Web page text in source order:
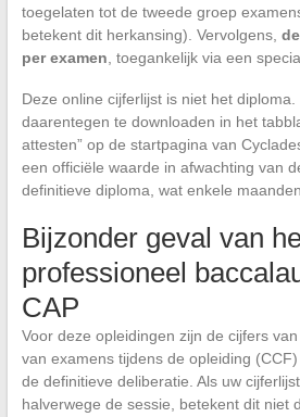
toegelaten tot de tweede groep
betekent dit herkansing). Vervolgens,
per examen , toegankelijk via een
Deze online cijferlijst is niet het
daarentegen te downloaden in het
attesten” op de startpagina van
een officiële waarde in afwachting van
definitieve diploma, wat enkele
Bijzonder geval van
professioneel
CAP
Voor deze opleidingen zijn de cijfers
van examens tijdens de opleiding
de definitieve deliberatie. Als uw
halverwege de sessie, betekent dit niet